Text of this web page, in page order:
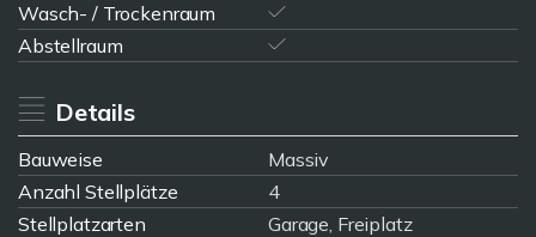
Wasch- / Trockenraum
Abstellraum
Details
Bauweise
Massiv
Anzahl Stellplätze
4
Stellplatzarten
Garage, Freiplatz